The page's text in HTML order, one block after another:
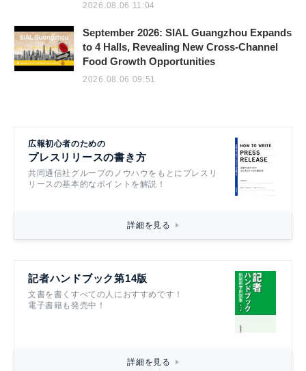
2026.08.06 11:04
September 2026: SIAL Guangzhou Expands
to 4 Halls, Revealing New Cross-Channel
Food Growth Opportunities
2026.08.06 09:51
広報初心者のための
プレスリリースの書き方
共同通信社グループのノウハウをもとにプレスリ
リースの基本的なポイントを解説！
詳細を見る
記者ハンドブック第14版
文書を書くすべての人におすすめです！
電子書籍も発売中！
詳細を見る